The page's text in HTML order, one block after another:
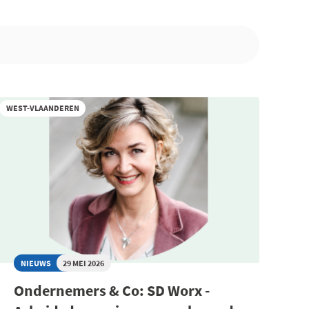
WEST-VLAANDEREN
NIEUWS 29 MEI 2026
Ondernemers & Co: SD Worx -